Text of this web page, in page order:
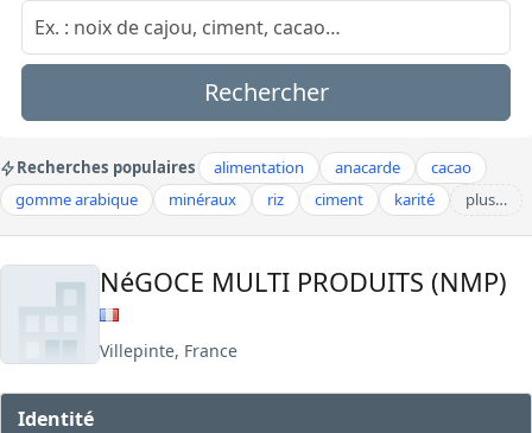
Rechercher
Recherches populaires alimentation anacarde
cacao
gomme arabique
minéraux riz ciment karité plus…
NéGOCE MULTI PRODUITS (NMP)
Villepinte, France
Identité